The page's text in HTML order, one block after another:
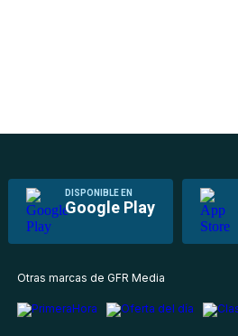
DISPONIBLE EN
Google Play
Otras marcas de GFR Media